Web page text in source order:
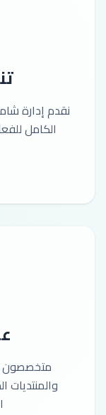
نقدم إدارة
الكامل
متخصصون
والمنتديات